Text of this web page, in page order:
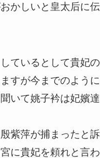
かしいと皇太后に
ているとして貴妃
すが今までのよう
いて姚子衿は妃嬪
紫萍が捕まったと
に貴妃を頼れと言